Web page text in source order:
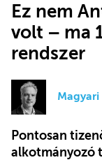
Ez nem
volt – ma
rendszer
Magyari
Pontosan
alkotmányozó